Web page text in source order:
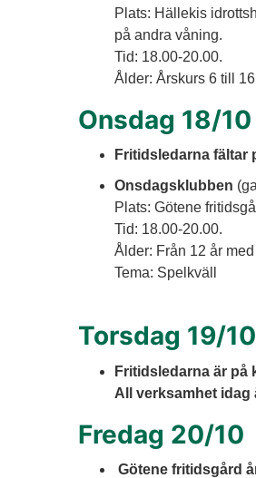
Plats: Hällekis
på andra våning.
Tid: 18.00-20.00.
Ålder: Årskurs 6 till 16
Onsdag 18/10
Fritidsledarna fältar
Onsdagsklubben
Plats: Götene
Tid: 18.00-20.00.
Ålder: Från 12 år
Tema: Spelkväll
Torsdag 19/10
Fritidsledarna är på
All verksamhet idag
Fredag 20/10
Götene fritidsgård